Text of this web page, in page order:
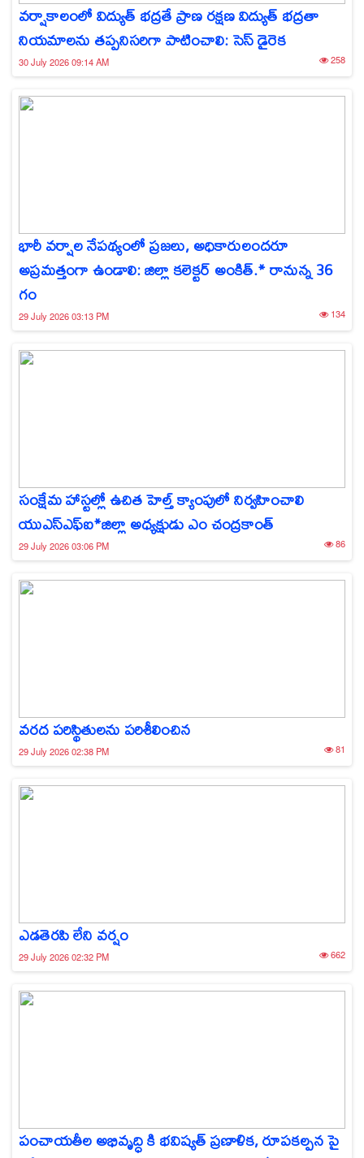
వర్షాకాలంలో విద్యుత్ భద్రతే ప్రాణ రక్షణ విద్యుత్ భద్రతా
నియమాలను తప్పనిసరిగా పాటించాలి: సెస్ డైరెక
30 July 2026 09:14 AM 258
భారీ వర్షాల నేపథ్యంలో ప్రజలు, అధికారులందరూ
అప్రమత్తంగా ఉండాలి: జిల్లా కలెక్టర్ అంకిత్.* రానున్న 36
గం
29 July 2026 03:13 PM 134
సంక్షేమ హాస్టల్లో ఉచిత హెల్త్ క్యాంపులో నిర్వహించాలి
యుఎస్ఎఫ్ఐ*జిల్లా అధ్యక్షుడు ఎం చంద్రకాంత్
29 July 2026 03:06 PM 86
వరద పరిస్థితులను పరిశీలించిన
29 July 2026 02:38 PM 81
ఎడతెరపి లేని వర్షం
29 July 2026 02:32 PM 662
పంచాయతీల అభివృద్ధి కి భవిష్యత్ ప్రణాళిక, రూపకల్పన పై